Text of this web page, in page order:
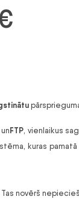
FTP, vienlaikus
kuras
novērš